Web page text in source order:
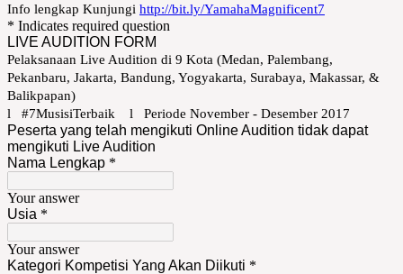
Info lengkap Kunjungi http://bit.ly/YamahaMagnificent7
* Indicates required question
LIVE AUDITION FORM
Pelaksanaan Live Audition di 9 Kota (Medan, Palembang,
Pekanbaru, Jakarta, Bandung, Yogyakarta, Surabaya, Makassar, &
Balikpapan)
l #7MusisiTerbaik l Periode November - Desember 2017
Peserta yang telah mengikuti Online Audition tidak dapat
mengikuti Live Audition
Nama Lengkap *
Your answer
Usia *
Your answer
Kategori Kompetisi Yang Akan Diikuti *